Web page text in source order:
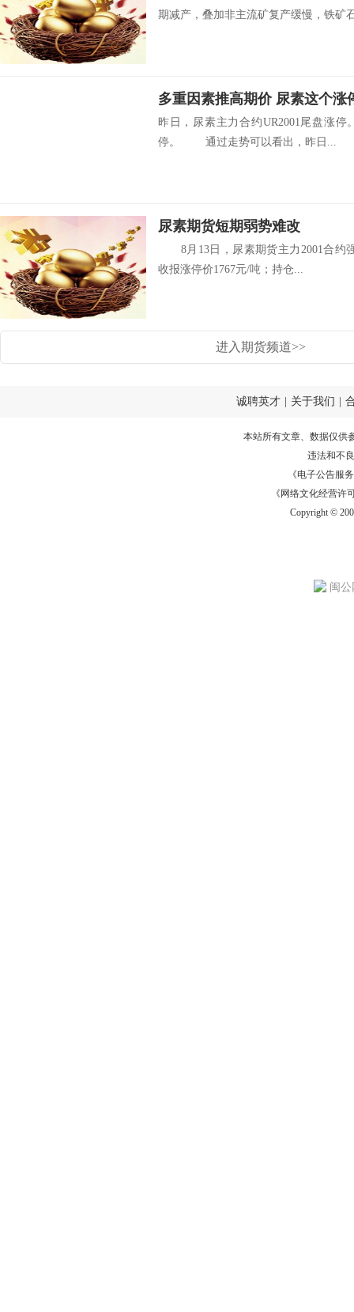
期减产，叠加非主流矿复产缓慢，铁矿
多重因素推高期价 尿素这个涨
昨日，尿素主力合约UR2001尾盘涨
停。 通过走势可以看出，昨日...
尿素期货短期弱势难改
8月13日，尿素期货主力2001合约
收报涨停价1767元/吨；持仓...
进入期货频道>>
诚聘英才 关于我们
本站所有文章、数据仅供
违法和不
《电子公告服务
《网络文化经营许
Copyright ©
闽公